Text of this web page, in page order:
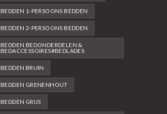
BEDDEN 1-PERSOONS BEDDEN
BEDDEN 2-PERSOONS BEDDEN
BEDDEN BEDONDERDELEN &
BEDACCESSOIRES#BEDLADES
BEDDEN BRUIN
BEDDEN GRENENHOUT
BEDDEN GRIJS